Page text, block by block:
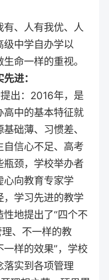
、人有我优、人
级中学自办学以
命一样的重视。
进：
出：2016年，是
高中的基本特征就
础薄、习惯差、
信心不足、高考
瓶颈，学校举办者
心向教育专家学
，学习先进的教学
地提出了“四个不
、不一样的教
样的效果”，学校
落实到各项管理